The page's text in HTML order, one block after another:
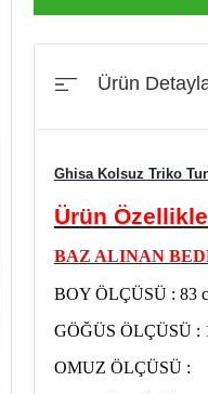
Ürün
Ghisa Kolsuz Triko
Ürün
BAZ ALINAN
BOY ÖLÇÜSÜ : 83
GÖĞÜS ÖLÇÜSÜ :
OMUZ ÖLÇÜSÜ :